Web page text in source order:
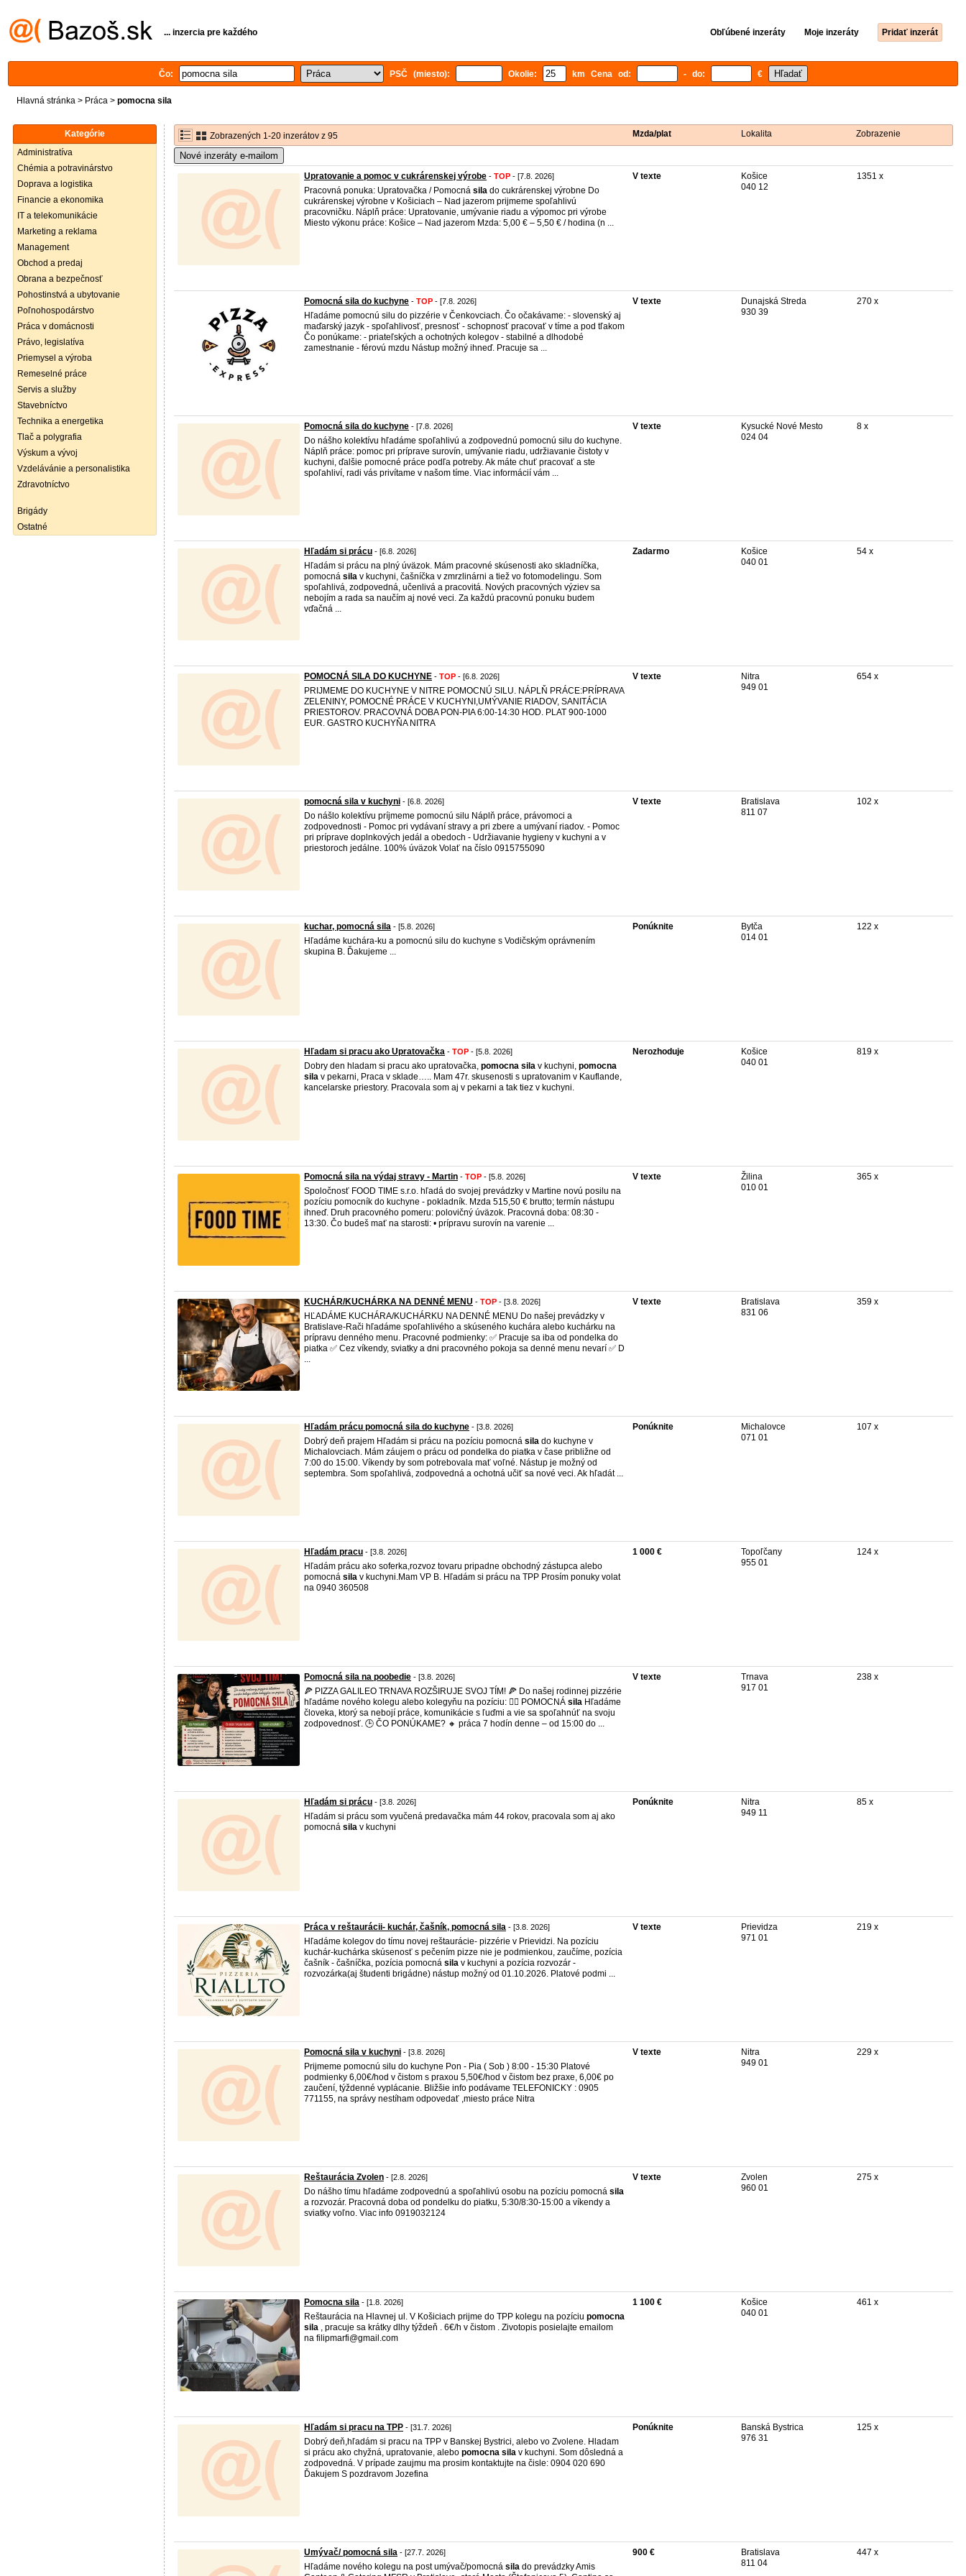
... inzercia pre každého Obľúbené inzeráty Moje inzeráty Pridať inzerát
Čo: PSČ (miesto): Okolie: km Cena od: - do: €
Hlavná stránka > Práca > pomocna sila
Kategórie
Administratíva
Chémia a potravinárstvo
Doprava a logistika
Financie a ekonomika
IT a telekomunikácie
Marketing a reklama
Management
Obchod a predaj
Obrana a bezpečnosť
Pohostinstvá a ubytovanie
Poľnohospodárstvo
Práca v domácnosti
Právo, legislatíva
Priemysel a výroba
Remeselné práce
Servis a služby
Stavebníctvo
Technika a energetika
Tlač a polygrafia
Výskum a vývoj
Vzdelávánie a personalistika
Zdravotníctvo
Brigády
Ostatné
Zobrazených 1-20 inzerátov z 95 Mzda/plat Lokalita Zobrazenie
Nové inzeráty e-mailom
Upratovanie a pomoc v cukrárenskej výrobe - TOP - [7.8. 2026]
Pracovná ponuka: Upratovačka / Pomocná sila do cukrárenskej výrobne Do
cukrárenskej výrobne v Košiciach – Nad jazerom prijmeme spoľahlivú
pracovničku. Náplň práce: Upratovanie, umývanie riadu a výpomoc pri výrobe
Miesto výkonu práce: Košice – Nad jazerom Mzda: 5,00 € – 5,50 € / hodina (n ...
V texte
Košice
040 12
1351 x
Pomocná sila do kuchyne - TOP - [7.8. 2026]
Hľadáme pomocnú silu do pizzérie v Čenkovciach. Čo očakávame: - slovenský aj
maďarský jazyk - spoľahlivosť, presnosť - schopnosť pracovať v tíme a pod tľakom
Čo ponúkame: - priateľských a ochotných kolegov - stabilné a dlhodobé
zamestnanie - férovú mzdu Nástup možný ihneď. Pracuje sa ...
V texte
Dunajská Streda
930 39
270 x
Pomocná sila do kuchyne - [7.8. 2026]
Do nášho kolektívu hľadáme spoľahlivú a zodpovednú pomocnú silu do kuchyne.
Náplň práce: pomoc pri príprave surovín, umývanie riadu, udržiavanie čistoty v
kuchyni, ďalšie pomocné práce podľa potreby. Ak máte chuť pracovať a ste
spoľahliví, radi vás privítame v našom tíme. Viac informácií vám ...
V texte
Kysucké Nové Mesto
024 04
8 x
Hľadám si prácu - [6.8. 2026]
Hľadám si prácu na plný úväzok. Mám pracovné skúsenosti ako skladníčka,
pomocná sila v kuchyni, čašníčka v zmrzlinárni a tiež vo fotomodelingu. Som
spoľahlivá, zodpovedná, učenlivá a pracovitá. Nových pracovných výziev sa
nebojím a rada sa naučím aj nové veci. Za každú pracovnú ponuku budem
vďačná ...
Zadarmo
Košice
040 01
54 x
POMOCNÁ SILA DO KUCHYNE - TOP - [6.8. 2026]
PRIJMEME DO KUCHYNE V NITRE POMOCNÚ SILU. NÁPLŇ PRÁCE:PRÍPRAVA
ZELENINY, POMOCNÉ PRÁCE V KUCHYNI,UMÝVANIE RIADOV, SANITÁCIA
PRIESTOROV. PRACOVNÁ DOBA PON-PIA 6:00-14:30 HOD. PLAT 900-1000
EUR. GASTRO KUCHYŇA NITRA
V texte
Nitra
949 01
654 x
pomocná sila v kuchyni - [6.8. 2026]
Do nášlo kolektívu príjmeme pomocnú silu Náplň práce, právomoci a
zodpovednosti - Pomoc pri vydávaní stravy a pri zbere a umývaní riadov. - Pomoc
pri príprave doplnkových jedál a obedoch - Udržiavanie hygieny v kuchyni a v
priestoroch jedálne. 100% úväzok Volať na číslo 0915755090
V texte
Bratislava
811 07
102 x
kuchar, pomocná sila - [5.8. 2026]
Hľadáme kuchára-ku a pomocnú silu do kuchyne s Vodičským oprávnením
skupina B. Ďakujeme ...
Ponúknite
Bytča
014 01
122 x
Hľadam si pracu ako Upratovačka - TOP - [5.8. 2026]
Dobry den hladam si pracu ako upratovačka, pomocna sila v kuchyni, pomocna
sila v pekarni, Praca v sklade….. Mam 47r. skusenosti s upratovanim v Kauflande,
kancelarske priestory. Pracovala som aj v pekarni a tak tiez v kuchyni.
Nerozhoduje
Košice
040 01
819 x
Pomocná sila na výdaj stravy - Martin - TOP - [5.8. 2026]
Spoločnosť FOOD TIME s.r.o. hľadá do svojej prevádzky v Martine novú posilu na
pozíciu pomocník do kuchyne - pokladník. Mzda 515,50 € brutto; termín nástupu
ihneď. Druh pracovného pomeru: polovičný úväzok. Pracovná doba: 08:30 -
13:30. Čo budeš mať na starosti: • prípravu surovín na varenie ...
V texte
Žilina
010 01
365 x
KUCHÁR/KUCHÁRKA NA DENNÉ MENU - TOP - [3.8. 2026]
HĽADÁME KUCHÁRA/KUCHÁRKU NA DENNÉ MENU Do našej prevádzky v
Bratislave-Rači hľadáme spoľahlivého a skúseného kuchára alebo kuchárku na
prípravu denného menu. Pracovné podmienky: ✅ Pracuje sa iba od pondelka do
piatka ✅ Cez víkendy, sviatky a dni pracovného pokoja sa denné menu nevarí ✅ D
...
V texte
Bratislava
831 06
359 x
Hľadám prácu pomocná sila do kuchyne - [3.8. 2026]
Dobrý deň prajem Hľadám si prácu na pozíciu pomocná sila do kuchyne v
Michalovciach. Mám záujem o prácu od pondelka do piatka v čase približne od
7:00 do 15:00. Víkendy by som potrebovala mať voľné. Nástup je možný od
septembra. Som spoľahlivá, zodpovedná a ochotná učiť sa nové veci. Ak hľadát ...
Ponúknite
Michalovce
071 01
107 x
Hľadám pracu - [3.8. 2026]
Hľadám prácu ako soferka,rozvoz tovaru pripadne obchodný zástupca alebo
pomocná sila v kuchyni.Mam VP B. Hľadám si prácu na TPP Prosím ponuky volat
na 0940 360508
1 000 €
Topoľčany
955 01
124 x
Pomocná sila na poobedie - [3.8. 2026]
🍕 PIZZA GALILEO TRNAVA ROZŠIRUJE SVOJ TÍM! 🍕 Do našej rodinnej pizzérie
hľadáme nového kolegu alebo kolegyňu na pozíciu: 🙋‍♀️ POMOCNÁ sila Hľadáme
človeka, ktorý sa nebojí práce, komunikácie s ľuďmi a vie sa spoľahnúť na svoju
zodpovednosť. 🕒 ČO PONÚKAME? 🔸 práca 7 hodín denne – od 15:00 do ...
V texte
Trnava
917 01
238 x
Hľadám si prácu - [3.8. 2026]
Hľadám si prácu som vyučená predavačka mám 44 rokov, pracovala som aj ako
pomocná sila v kuchyni
Ponúknite
Nitra
949 11
85 x
Práca v reštaurácii- kuchár, čašník, pomocná sila - [3.8. 2026]
Hľadáme kolegov do tímu novej reštaurácie- pizzérie v Prievidzi. Na pozíciu
kuchár-kuchárka skúsenosť s pečením pizze nie je podmienkou, zaučíme, pozícia
čašník - čašníčka, pozícia pomocná sila v kuchyni a pozícia rozvozár -
rozvozárka(aj študenti brigádne) nástup možný od 01.10.2026. Platové podmi ...
V texte
Prievidza
971 01
219 x
Pomocná sila v kuchyni - [3.8. 2026]
Prijmeme pomocnú silu do kuchyne Pon - Pia ( Sob ) 8:00 - 15:30 Platové
podmienky 6,00€/hod v čistom s praxou 5,50€/hod v čistom bez praxe, 6,00€ po
zaučení, týždenné vyplácanie. Bližšie info podávame TELEFONICKY : 0905
771155, na správy nestíham odpovedať ,miesto práce Nitra
V texte
Nitra
949 01
229 x
Reštaurácia Zvolen - [2.8. 2026]
Do nášho tímu hľadáme zodpovednú a spoľahlivú osobu na pozíciu pomocná sila
a rozvozár. Pracovná doba od pondelku do piatku, 5:30/8:30-15:00 a víkendy a
sviatky voľno. Viac info 0919032124
V texte
Zvolen
960 01
275 x
Pomocna sila - [1.8. 2026]
Reštaurácia na Hlavnej ul. V Košiciach prijme do TPP kolegu na pozíciu pomocna
sila , pracuje sa krátky dlhy týždeň . 6€/h v čistom . Zivotopis posielajte emailom
na filipmarfi@gmail.com
1 100 €
Košice
040 01
461 x
Hľadám si pracu na TPP - [31.7. 2026]
Dobrý deň,hľadám si pracu na TPP v Banskej Bystrici, alebo vo Zvolene. Hladam
si prácu ako chyžná, upratovanie, alebo pomocna sila v kuchyni. Som dôsledná a
zodpovedná. V prípade zaujmu ma prosim kontaktujte na čisle: 0904 020 690
Ďakujem S pozdravom Jozefina
Ponúknite
Banská Bystrica
976 31
125 x
Umývač/ pomocná sila - [27.7. 2026]
Hľadáme nového kolegu na post umývač/pomocná sila do prevádzky Amis
900 €
Bratislava
811 04
447 x